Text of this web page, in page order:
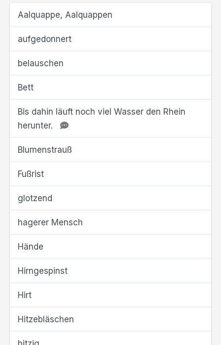
Aalquappe, Aalquappen
aufgedonnert
belauschen
Bett
Bis dahin läuft noch viel Wasser den Rhein
herunter.
Blumenstrauß
Fußrist
glotzend
hagerer Mensch
Hände
Hirngespinst
Hirt
Hitzebläschen